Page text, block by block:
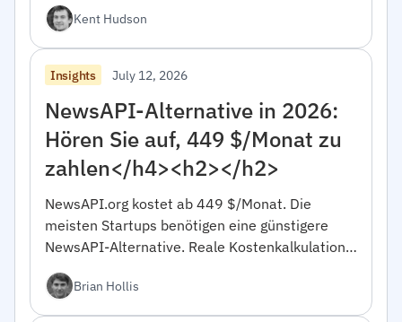
beiden.Kent Hudson
Insights July 12, 2026
NewsAPI-Alternative in 2026:
Hören Sie auf, 449 $/Monat zu
zahlen</h4><h2></h2>
NewsAPI.org kostet ab 449 $/Monat. Die
meisten Startups benötigen eine günstigere
NewsAPI-Alternative. Reale Kostenkalkulation,
Migrationscode.
Brian Hollis